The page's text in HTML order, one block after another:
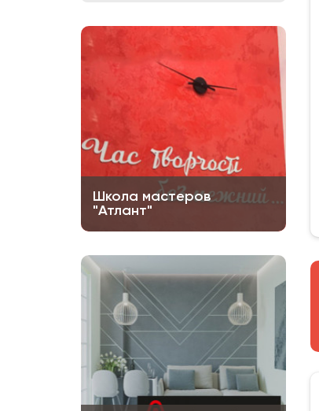
Школа мастеров
"Атлант"